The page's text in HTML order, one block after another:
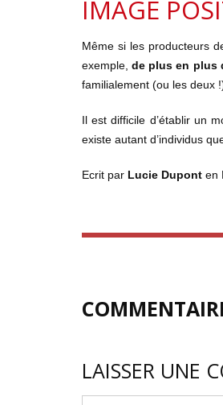
IMAGE
Même si les producteurs
exemple,de plus en plus
familialement (ou les deux
Il est difficile d’établir un
existe autant d’individus
Ecrit par Lucie Dupont en
LAISSER UNE